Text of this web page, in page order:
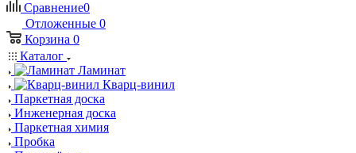
Сравнение0
Отложенные 0
Корзина 0
Каталог
Ламинат
Кварц-винил
Паркетная доска
Инженерная доска
Паркетная химия
Пробка